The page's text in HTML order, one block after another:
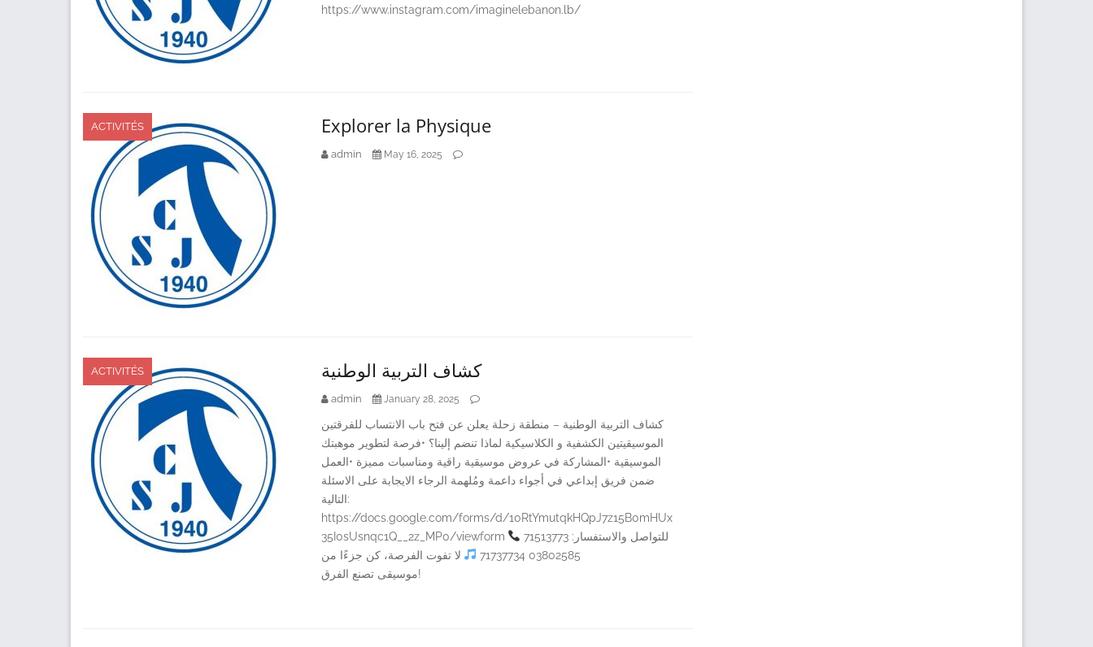
https://www.instagram.com/imaginelebanon.lb/
ACTIVITÉS Explorer la Physique
admin May 16, 2025
ACTIVITÉS كشاف التربية الوطنية
admin January 28, 2025
كشاف التربية الوطنية – منطقة زحلة يعلن عن فتح باب الانتساب للفرقتين
الموسيقيتين الكشفية و الكلاسيكية لماذا تنضم إلينا؟ •فرصة لتطوير موهبتك
الموسيقية •المشاركة في عروض موسيقية راقية ومناسبات مميزة •العمل
ضمن فريق إبداعي في أجواء داعمة ومُلهمة الرجاء الايجابة على الاسئلة
التالية:
https://docs.google.com/forms/d/10RtYmutqkHQpJ7z15B0mHUx
35I0sUsnqc1Q__2z_MP0/viewform
للتواصل والاستفسار: 71513773
03802585 71737734
لا تفوت الفرصة، كن جزءًا من
موسيقى تصنع الفرق!